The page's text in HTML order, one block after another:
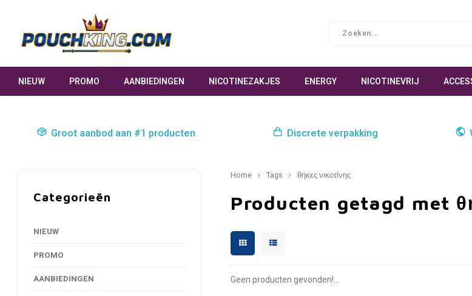
NIEUW PROMO AANBIEDINGEN NICOTINEZAKJES ENERGY NICOTINEVRIJ
Groot aanbod aan #1 producten Discrete verpakking
Categorieën
NIEUW
PROMO
AANBIEDINGEN
Home Tags θήκες νικοτίνης
Producten getagd met
Geen producten gevonden!...